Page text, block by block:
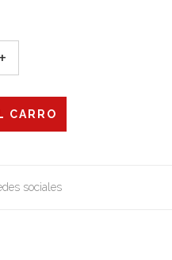
+
sociales